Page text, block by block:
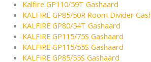
Kalfire GP110/59T Gashaard
KALFIRE GP85/50R Room Divider
KALFIRE GP80/54T Gashaard
KALFIRE GP115/75S Gashaard
KALFIRE GP115/55S Gashaard
KALFIRE GP85/55S Gashaard